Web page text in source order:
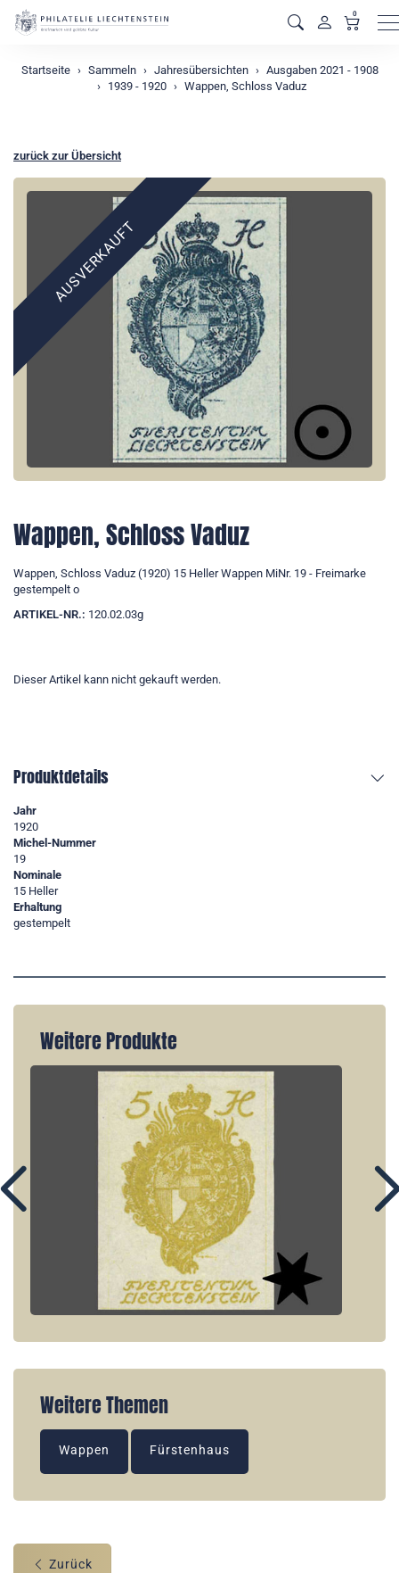
0
Startseite Sammeln Jahresübersichten
Ausgaben 2021 - 1908
1939 - 1920
Wappen, Schloss Vaduz
zurück zur Übersicht
AUSVERKAUFT
Wappen, Schloss Vaduz
Wappen, Schloss Vaduz (1920) 15 Heller Wappen MiNr. 19 - Freimarke
gestempelt o
ARTIKEL-NR.: 120.02.03g
Dieser Artikel kann nicht gekauft werden.
Produktdetails
Jahr
1920
Michel-Nummer
19
Nominale
15 Heller
Erhaltung
gestempelt
Weitere Produkte
Weitere Themen
Wappen Fürstenhaus
Zurück